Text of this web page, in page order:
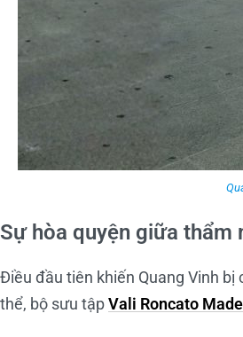
Sự hòa quyện giữa
Điều đầu tiên khiến Quang Vinh
thể, bộ sưu tậpVali Roncato